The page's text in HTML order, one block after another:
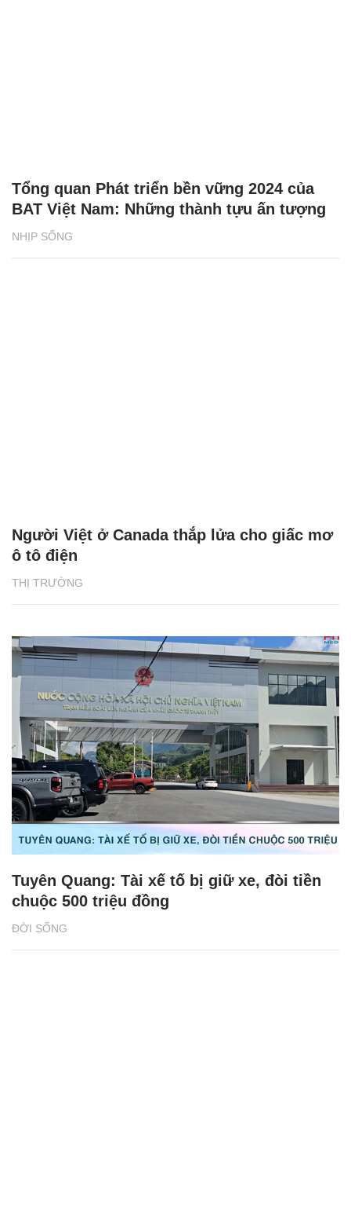
NHỊP SỐNG
Tổng quan Phát triển bền vững 2024 của
BAT Việt Nam: Những thành tựu ấn tượng
THỊ TRƯỜNG
Người Việt ở Canada thắp lửa cho giấc mơ
ô tô điện
ĐỜI SỐNG
Tuyên Quang: Tài xế tố bị giữ xe, đòi tiền
chuộc 500 triệu đồng